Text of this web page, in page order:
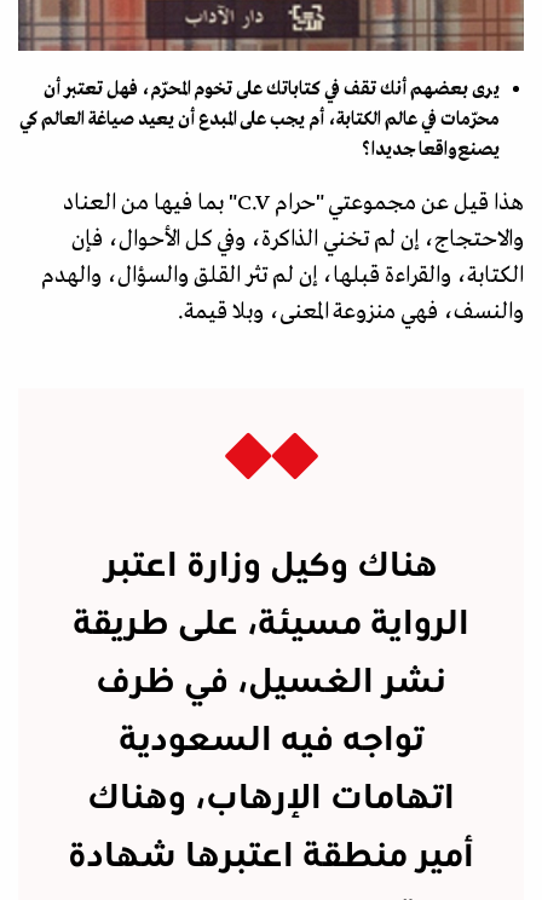
يرى بعضهم أنك تقف في كتاباتك على تخوم المحرّم، فهل تعتبر أن
محرّمات في عالم الكتابة، أم يجب على المبدع أن يعيد صياغة العالم كي
يصنع واقعا جديدا؟
هذا قيل عن مجموعتي "حرام C.V" بما فيها من العناد
والاحتجاج، إن لم تخني الذاكرة، وفي كل الأحوال، فإن
الكتابة، والقراءة قبلها، إن لم تثر القلق والسؤال، والهدم
والنسف، فهي منزوعة المعنى، وبلا قيمة.
هناك وكيل وزارة اعتبر
الرواية مسيئة، على طريقة
نشر الغسيل، في ظرف
تواجه فيه السعودية
اتهامات الإرهاب، وهناك
أمير منطقة اعتبرها شهادة